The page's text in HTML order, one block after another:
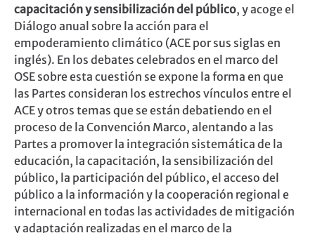
capacitación y sensibilización del público, y acoge el
Diálogo anual sobre la acción para el
empoderamiento climático (ACE por sus siglas en
inglés). En los debates celebrados en el marco del
OSE sobre esta cuestión se expone la forma en que
las Partes consideran los estrechos vínculos entre el
ACE y otros temas que se están debatiendo en el
proceso de la Convención Marco, alentando a las
Partes a promover la integración sistemática de la
educación, la capacitación, la sensibilización del
público, la participación del público, el acceso del
público a la información y la cooperación regional e
internacional en todas las actividades de mitigación
y adaptación realizadas en el marco de la